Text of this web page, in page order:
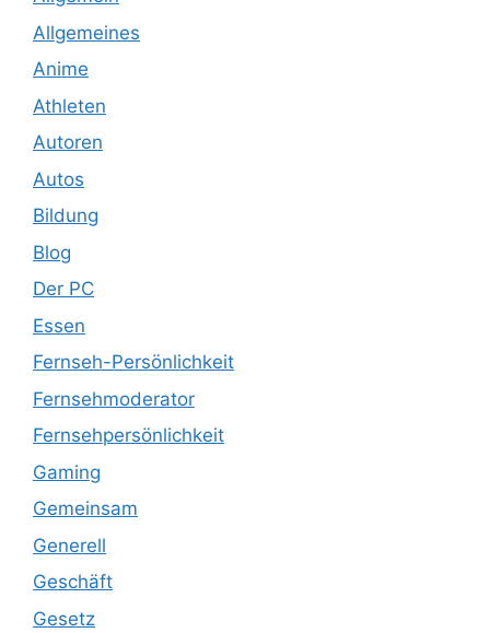
Allgemeines
Anime
Athleten
Autoren
Autos
Bildung
Blog
Der PC
Essen
Fernseh-Persönlichkeit
Fernsehmoderator
Fernsehpersönlichkeit
Gaming
Gemeinsam
Generell
Geschäft
Gesetz